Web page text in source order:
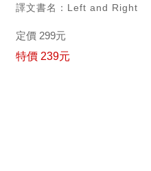
譯文書名：Left and Right
定價 299元
特價 239元